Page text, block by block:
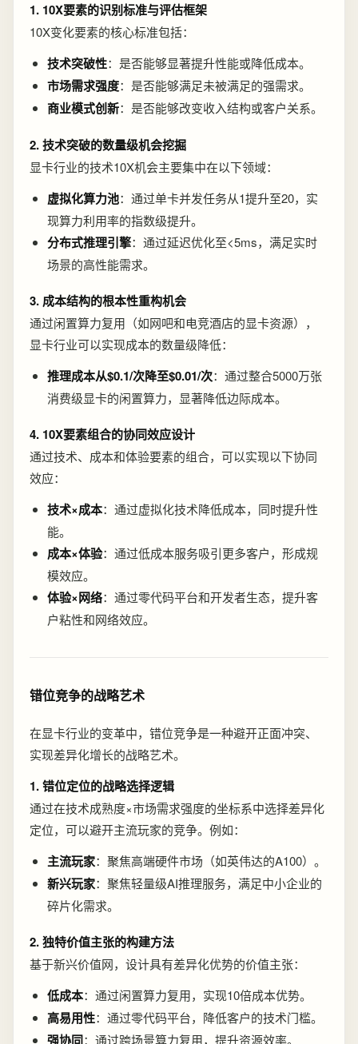
1. 10X要素的识别标准与评估框架
10X变化要素的核心标准包括：
技术突破性：是否能够显著提升性能或降低成本。
市场需求强度：是否能够满足未被满足的强需求。
商业模式创新：是否能够改变收入结构或客户关系。
2. 技术突破的数量级机会挖掘
显卡行业的技术10X机会主要集中在以下领域：
虚拟化算力池：通过单卡并发任务从1提升至20，实
现算力利用率的指数级提升。
分布式推理引擎：通过延迟优化至<5ms，满足实时
场景的高性能需求。
3. 成本结构的根本性重构机会
通过闲置算力复用（如网吧和电竞酒店的显卡资源），
显卡行业可以实现成本的数量级降低：
推理成本从$0.1/次降至$0.01/次：通过整合5000万张
消费级显卡的闲置算力，显著降低边际成本。
4. 10X要素组合的协同效应设计
通过技术、成本和体验要素的组合，可以实现以下协同
效应：
技术×成本：通过虚拟化技术降低成本，同时提升性
能。
成本×体验：通过低成本服务吸引更多客户，形成规
模效应。
体验×网络：通过零代码平台和开发者生态，提升客
户粘性和网络效应。
错位竞争的战略艺术
在显卡行业的变革中，错位竞争是一种避开正面冲突、
实现差异化增长的战略艺术。
1. 错位定位的战略选择逻辑
通过在技术成熟度×市场需求强度的坐标系中选择差异化
定位，可以避开主流玩家的竞争。例如：
主流玩家：聚焦高端硬件市场（如英伟达的A100）。
新兴玩家：聚焦轻量级AI推理服务，满足中小企业的
碎片化需求。
2. 独特价值主张的构建方法
基于新兴价值网，设计具有差异化优势的价值主张：
低成本：通过闲置算力复用，实现10倍成本优势。
高易用性：通过零代码平台，降低客户的技术门槛。
强协同：通过跨场景算力复用，提升资源效率。